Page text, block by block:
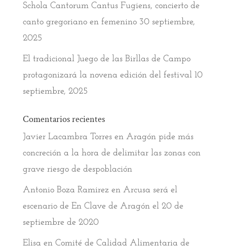
Schola Cantorum Cantus Fugiens, concierto de
canto gregoriano en femenino 30 septiembre,
2025
El tradicional Juego de las Birllas de Campo
protagonizará la novena edición del festival 10
septiembre, 2025
Comentarios recientes
Javier Lacambra Torresen Aragón pide más
concreción a la hora de delimitar las zonas con
grave riesgo de despoblación
Antonio Boza Ramirez en Arcusa será el
escenario de En Clave de Aragón el 20 de
septiembre de 2020
Elisa en Comité de Calidad Alimentaria de